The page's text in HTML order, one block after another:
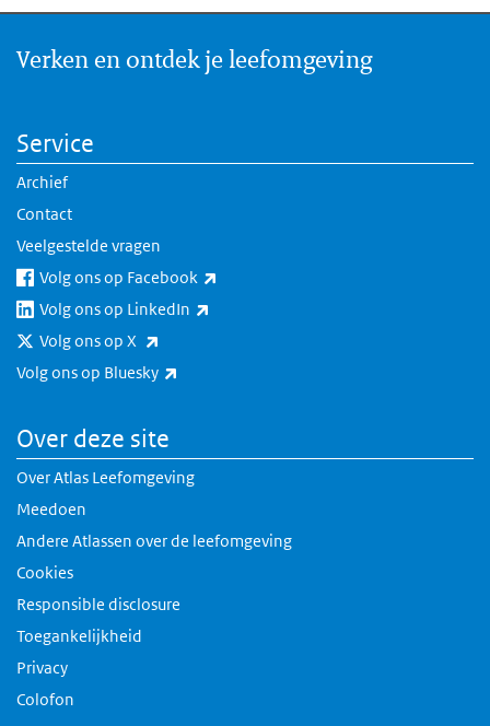
Verken en ontdek je leefomgeving
Service
Archief
Contact
Veelgestelde vragen
Volg ons op Facebook
Volg ons op LinkedIn
Volg ons op X
Volg ons op Bluesky
Over deze site
Over Atlas Leefomgeving
Meedoen
Andere Atlassen over de leefomgeving
Cookies
Responsible disclosure
Toegankelijkheid
Privacy
Colofon